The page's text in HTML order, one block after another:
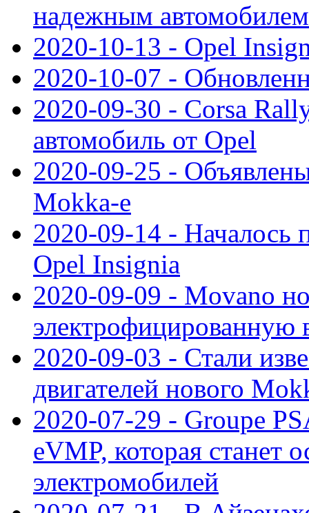
надежным автомобилем
2020-10-13 - Opel
2020-10-07 -
2020-09-30 - Corsa
автомобиль от Opel
2020-09-25 -
Mokka-e
2020-09-14 - Началось
Opel Insignia
2020-09-09 - Movano
электрофицированную
2020-09-03 - Стали
двигателей нового
2020-07-29 - Groupe
eVMP, которая станет
электромобилей